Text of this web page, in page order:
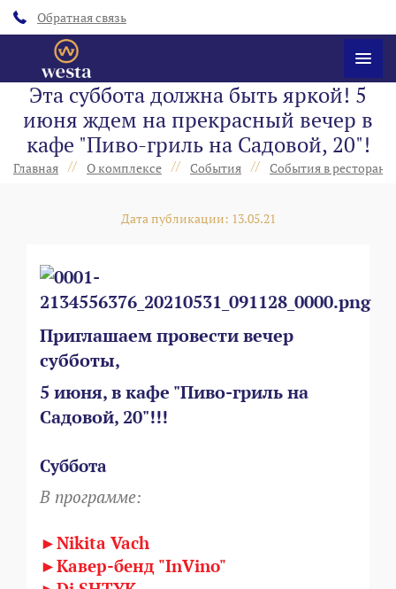
Обратная связь
Эта суббота должна быть яркой! 5
июня ждем на прекрасный вечер в
кафе "Пиво-гриль на Садовой, 20"!
Главная // О комплексе // События // События в
Дата публикации: 13.05.21
Приглашаем провести вечер
субботы,
5 июня, в кафе "Пиво-гриль на
Садовой, 20"!!!
Суббота
В программе:
►Nikita Vach
►Кавер-бенд "InVino"